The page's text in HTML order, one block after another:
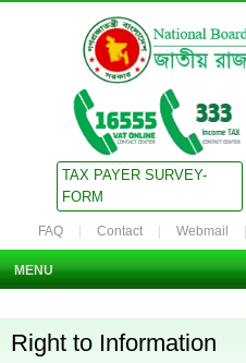
TAX PAYER SURVEY-
FORM
FAQ Contact Webmail
MENU
Right to Information